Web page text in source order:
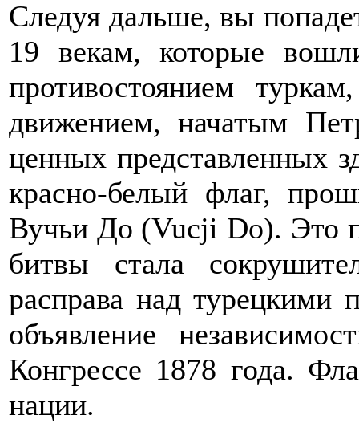
Следуя дальше, вы
19 векам, которые
противостоянием
движением, начатым
ценных представленных
красно-белый флаг,
Вучьи До (Vucji Do). Это
битвы стала
расправа над турецкими
объявление
Конгрессе 1878 года.
нации.